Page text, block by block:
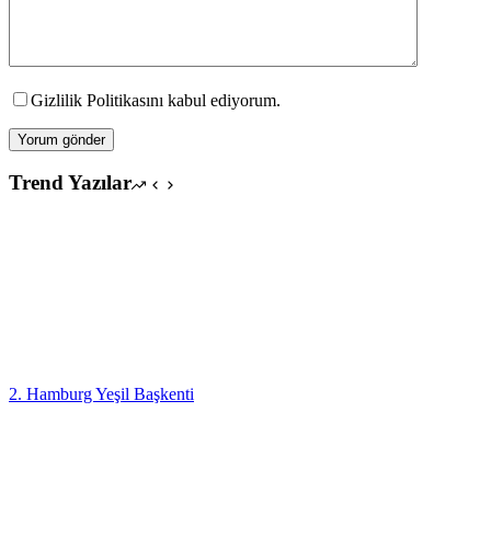
Gizlilik Politikasını kabul ediyorum.
Yorum gönder
Trend Yazılar
2. Hamburg Yeşil Başkenti